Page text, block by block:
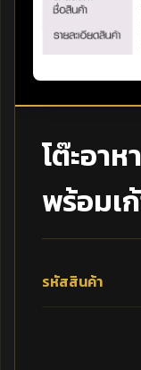
โต๊ะอา
พร้อมเ
รหัสสินค้า